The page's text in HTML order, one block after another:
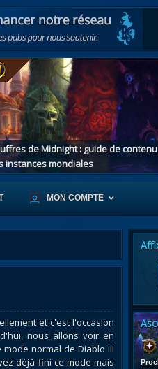
de Midnight : guide de contenu
instances mondiales
Les jouets
Les héritages
Les ensembles
Les légendaires
MON COMPTE
et c'est l'occasion
nous allons voir en
normal de Diablo III
déjà fini ce mode mais